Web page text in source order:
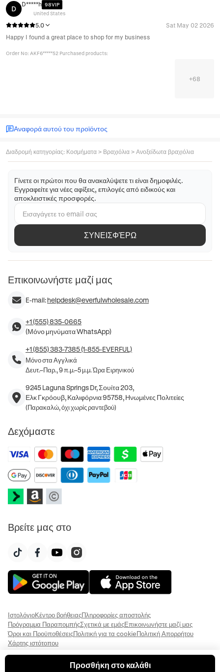
D
D*****h 98VIP
United States
5.0
Sat May 02 2026
Happy I found a great place to shop for my business
Order No: AKF6*****52 Purchased products:
+68
Αναφορά αυτού του προϊόντος
Διαδρομή κατηγορίας: Κοσμήματα > Βραχιόλια > Ανοξείδωτα βραχιόλια
Προσθήκη στο καλάθι
Γίνετε οι πρώτοι που θα ανακαλύψετε τι είναι δημοφιλές.
Εγγραφείτε για νέες αφίξεις, επιλογές από ειδικούς και
αποκλειστικές προσφορές.
ΣΥΝΕΙΣΦΈΡΩ
Επικοινωνήστε μαζί μας
E-mail:helpdesk@everfulwholesale.com
+1 (555) 835-0665
(Μόνο μηνύματα WhatsApp)
+1 (855) 383-7385 (1-855-EVERFUL)
Μόνο στα Αγγλικά
Δευτ.–Παρ., 9 π.μ.–5 μ.μ. Ώρα Ειρηνικού
9245 Laguna Springs Dr, Σουίτα 203,
Ελκ Γκρόουβ, Καλιφόρνια 95758, Ηνωμένες Πολιτείες
(Παρακαλώ, όχι χωρίς ραντεβού)
Δεχόμαστε
Βρείτε μας στο
ΙστολόγιοΚέντρο βοήθειαςΠληροφορίες αποστολής
Πρόγραμμα ΠαραπομπήςΣχετικά με εμάςΕπικοινωνήστε μαζί μας
Όροι και ΠροϋποθέσειςΠολιτική για τα cookieΠολιτική Απορρήτου
Χάρτης ιστότοπου